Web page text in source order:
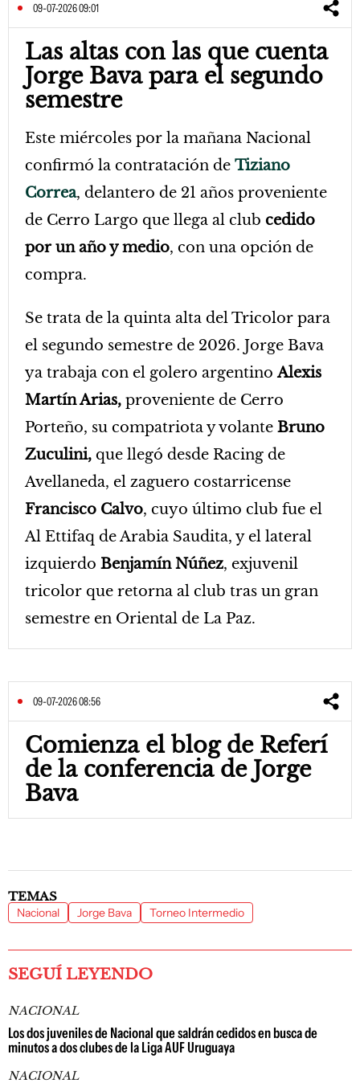
09-07-2026 09:01
Las altas con las que cuenta
Jorge Bava para el segundo
semestre
Este miércoles por la mañana Nacional
confirmó la contratación de Tiziano
Correa, delantero de 21 años proveniente
de Cerro Largo que llega al club cedido
por un año y medio, con una opción de
compra.
Se trata de la quinta alta del Tricolor para
el segundo semestre de 2026. Jorge Bava
ya trabaja con el golero argentinoAlexis
Martín Arias, proveniente de Cerro
Porteño, su compatriota y volante Bruno
Zuculini, que llegó desde Racing de
Avellaneda, el zaguero costarricense
Francisco Calvo, cuyo último club fue el
Al Ettifaq de Arabia Saudita, y el lateral
izquierdo Benjamín Núñez, exjuvenil
tricolor que retorna al club tras un gran
semestre en Oriental de La Paz.
09-07-2026 08:56
Comienza el blog de Referí
de la conferencia de Jorge
Bava
TEMAS
Nacional Jorge Bava Torneo Intermedio
SEGUÍ LEYENDO
NACIONAL
Los dos juveniles de Nacional que saldrán cedidos en busca de
minutos a dos clubes de la Liga AUF Uruguaya
NACIONAL